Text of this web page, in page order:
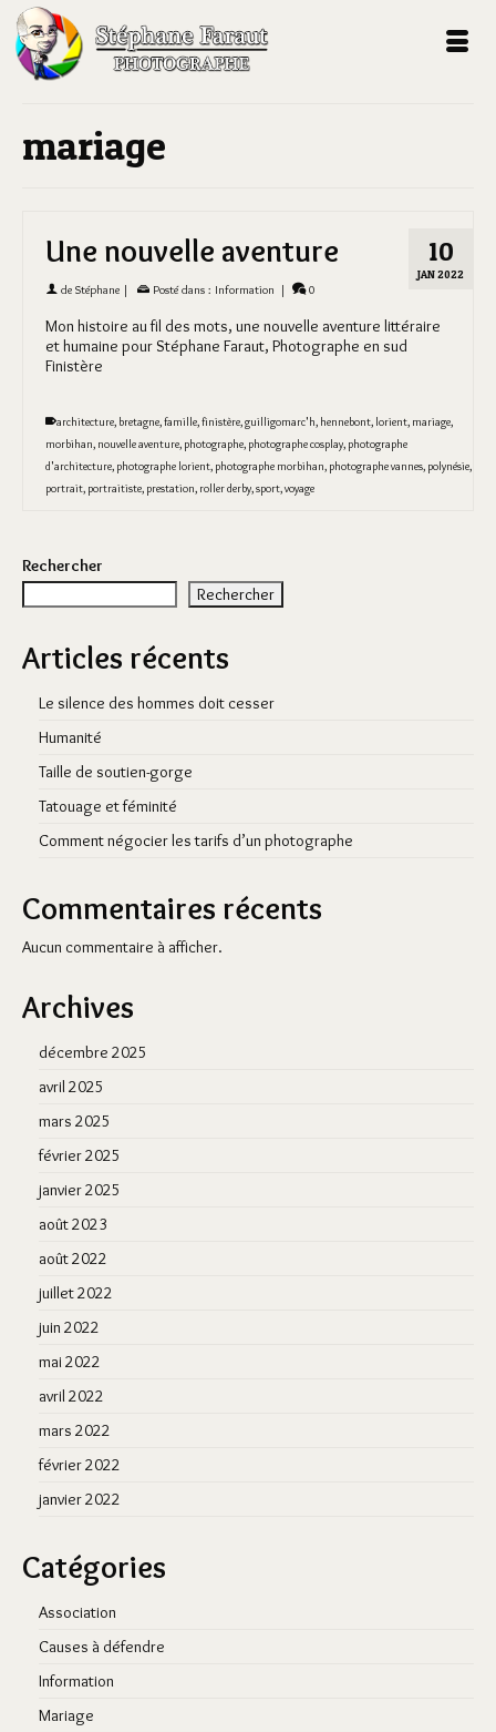
mariage
10
JAN 2022
Une nouvelle aventure
de Stéphane | Posté dans : Information | 0
Mon histoire au fil des mots, une nouvelle aventure littéraire
et humaine pour Stéphane Faraut, Photographe en sud
Finistère
architecture, bretagne,famille,finistère,guilligomarc'h, hennebont, lorient, mariage,
morbihan, nouvelle aventure, photographe, photographe cosplay, photographe
d'architecture, photographe lorient, photographe morbihan, photographe vannes, polynésie,
portrait, portraitiste, prestation, roller derby,sport,voyage
Rechercher
Rechercher
Articles récents
Le silence des hommes doit cesser
Humanité
Taille de soutien-gorge
Tatouage et féminité
Comment négocier les tarifs d’un photographe
Commentaires récents
Aucun commentaire à afficher.
Archives
décembre 2025
avril 2025
mars 2025
février 2025
janvier 2025
août 2023
août 2022
juillet 2022
juin 2022
mai 2022
avril 2022
mars 2022
février 2022
janvier 2022
Catégories
Association
Causes à défendre
Information
Mariage